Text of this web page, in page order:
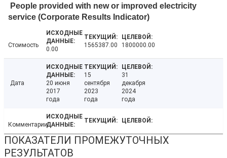
People provided with new or improved electricity
service (Corporate Results Indicator)
Стоимость
0.00
1565387.00 1800000.00
Дата
20 июня
2017
года
15
сентября
2023
года
31
декабря
2024
года
Комментарии
ПОКАЗАТЕЛИ ПРОМЕЖУТОЧНЫХ
РЕЗУЛЬТАТОВ